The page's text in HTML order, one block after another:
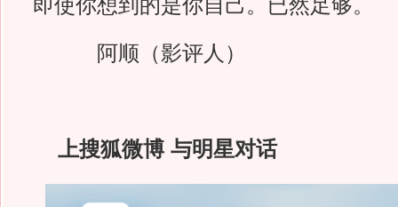
即使你想到的是你自己。已然足够。
阿顺（影评人）
上搜狐微博 与明星对话